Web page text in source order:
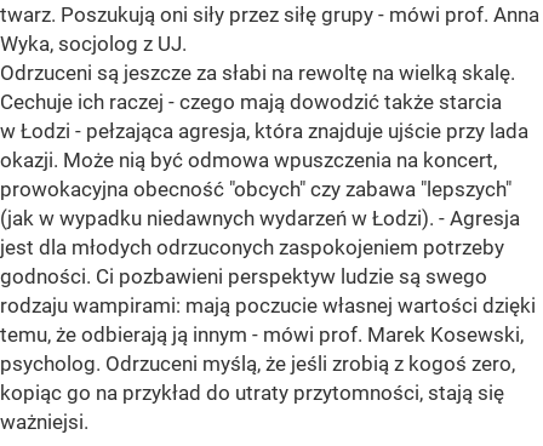
twarz. Poszukują oni siły przez siłę grupy - mówi prof. Anna
Wyka, socjolog z UJ.
Odrzuceni są jeszcze za słabi na rewoltę na wielką skalę.
Cechuje ich raczej - czego mają dowodzić także starcia
w Łodzi - pełzająca agresja, która znajduje ujście przy lada
okazji. Może nią być odmowa wpuszczenia na koncert,
prowokacyjna obecność "obcych" czy zabawa "lepszych"
(jak w wypadku niedawnych wydarzeń w Łodzi). - Agresja
jest dla młodych odrzuconych zaspokojeniem potrzeby
godności. Ci pozbawieni perspektyw ludzie są swego
rodzaju wampirami: mają poczucie własnej wartości dzięki
temu, że odbierają ją innym - mówi prof. Marek Kosewski,
psycholog. Odrzuceni myślą, że jeśli zrobią z kogoś zero,
kopiąc go na przykład do utraty przytomności, stają się
ważniejsi.